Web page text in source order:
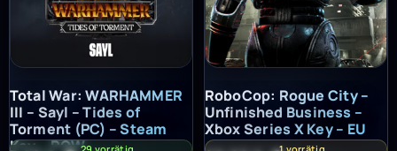
Total War: WARHAMMER III – Sayl – Tides of Torment (PC) –
Total War: WARHAMMER
III – Sayl – Tides of
Torment (PC) – Steam
Key – ROW
RoboCop: Rogue City –
RoboCop: Rogue City –
Unfinished Business –
Xbox Series X Key – EU